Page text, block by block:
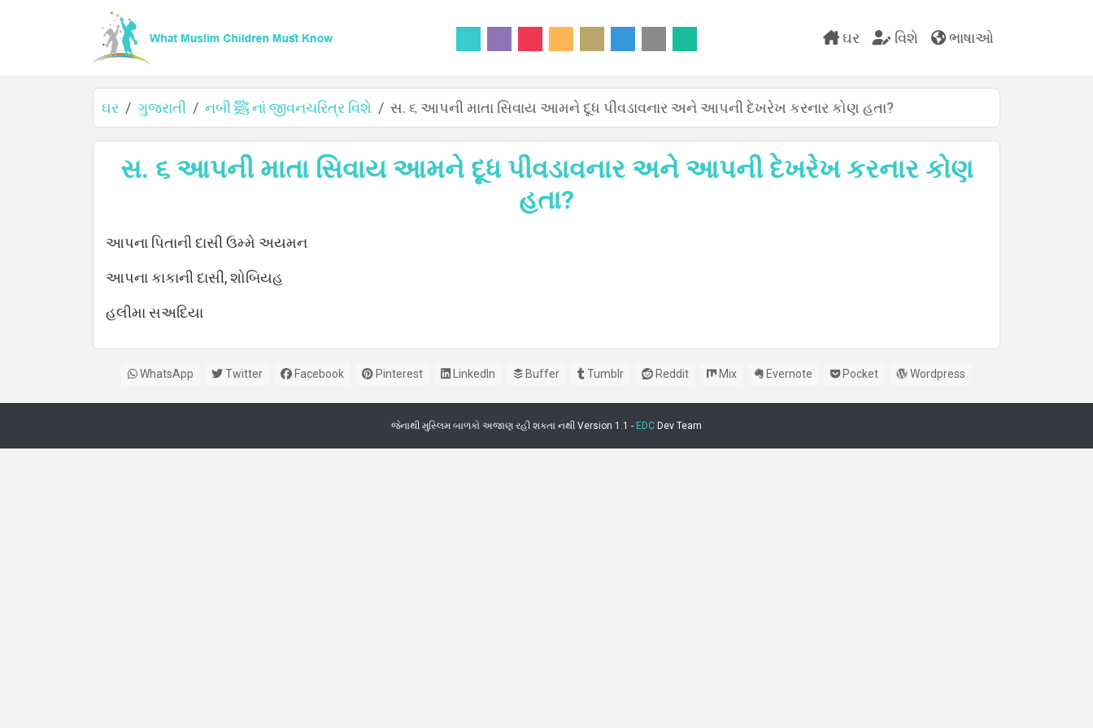
ઘર વિશે ભાષાઓ
ઘર ગુજરાતી નબી ﷺ નાં જીવનચરિત્ર વિશે સ. ૬ આપની માતા સિવાય આમને દૂધ પીવડાવનાર અને આપની દેખરેખ કરનાર કોણ હતા?
સ. ૬ આપની માતા સિવાય આમને દૂધ પીવડાવનાર અને આપની દેખરેખ કરનાર કોણ
હતા?
આપના પિતાની દાસી ઉમ્મે અયમન
આપના કાકાની દાસી, શોબિયહ
હલીમા સઅદિયા
WhatsApp Twitter Facebook Pinterest LinkedIn Buffer Tumblr Reddit Mix Evernote Pocket Wordpress
જેનાથી મુસ્લિમ બાળકો અજાણ રહી શકતા નથી Version 1.1 - EDC Dev Team